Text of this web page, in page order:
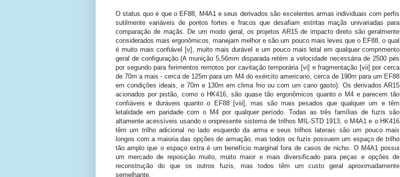
O status quo é que o EF88, M4A1 e seus derivados são excelentes armas individuais com perfis
sutilmente variáveis de pontos fortes e fracos que desafiam estritas maçãs univariadas para
comparação de maçãs. De um modo geral, os projetos AR15 de impacto direto são geralmente
considerados mais ergonômicos, manejam melhor e são um pouco mais leves que o EF88, o qual
é muito mais confiável [v], muito mais durável e um pouco mais letal em qualquer comprimento
geral de configuração (A munição 5,56mm disparada retém a velocidade necessária de 2500 pés
por segundo para ferimentos remotos por cavitação temporária [vi] e fragmentação [vii] por cerca
de 70m a mais - cerca de 125m para um M4 do exército americano, cerca de 190m para um EF88
em condições ideais, e 70m e 130m em clima frio ou com um cano gasto). Os derivados AR15
acionados por pistão, como o HK416, são quase tão ergonômicos quanto o M4 e parecem tão
confiáveis e duráveis quanto o EF88 [viii], mas são mais pesados que qualquer um e têm
letalidade em paridade com o M4 por qualquer período. Todas as três famílias de fuzis são
altamente acessíveis usando o onipresente sistema de trilhos MIL-STD 1913; o M4A1 e o HK416
têm um trilho adicional no lado esquerdo da arma e seus trilhos laterais são um pouco mais
longos com a maioria das opções de armação, mas todos os fuzis possuem um espaço de trilho
tão amplo que o espaço extra é um benefício marginal fora de casos de nicho. O M4A1 possui
um mercado de reposição muito, muito maior e mais diversificado para peças e opções de
reconstrução do que os outros fuzis, mas todos têm um custo geral aproximadamente
semelhante.